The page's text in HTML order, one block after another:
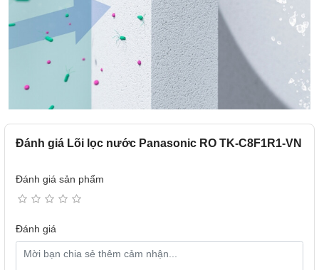
Đánh giá Lõi lọc nước Panasonic RO TK-C8F1R1-VN
Đánh giá sản phẩm
Đánh giá